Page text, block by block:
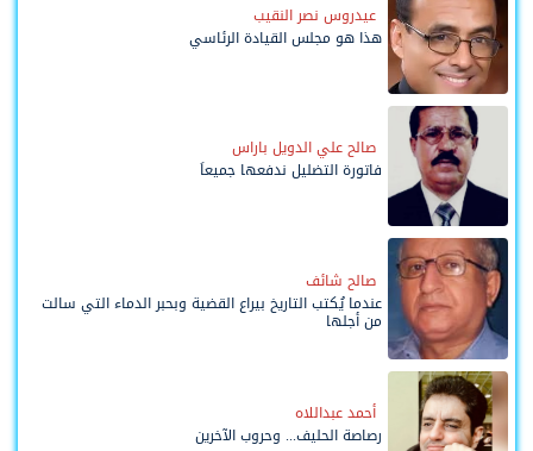
عيدروس نصر النقيب
هذا هو مجلس القيادة الرئاسي
صالح علي الدويل باراس
فاتورة التضليل ندفعها جميعاً
صالح شائف
عندما يُكتب التاريخ بيراع القضية وبحبر الدماء التي سالت
من أجلها
أحمد عبداللاه
رصاصة الحليف... وحروب الآخرين